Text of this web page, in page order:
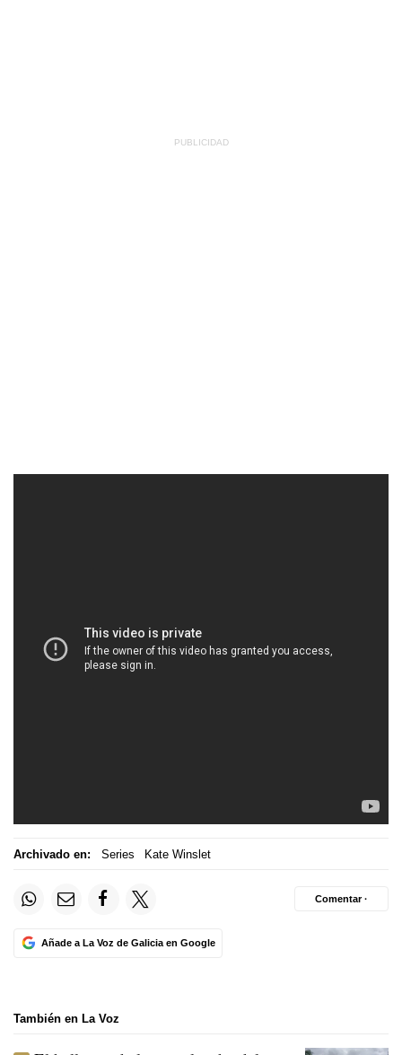
Archivado en: Series Kate Winslet
Añade a La Voz de Galicia en Google
Comentar ·
También en La Voz